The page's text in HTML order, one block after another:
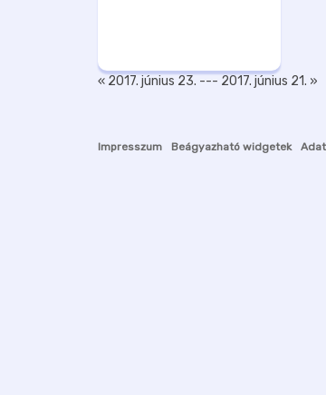
« 2017. június 23. --- 2017. június 21. »
Impresszum Beágyazható widgetek